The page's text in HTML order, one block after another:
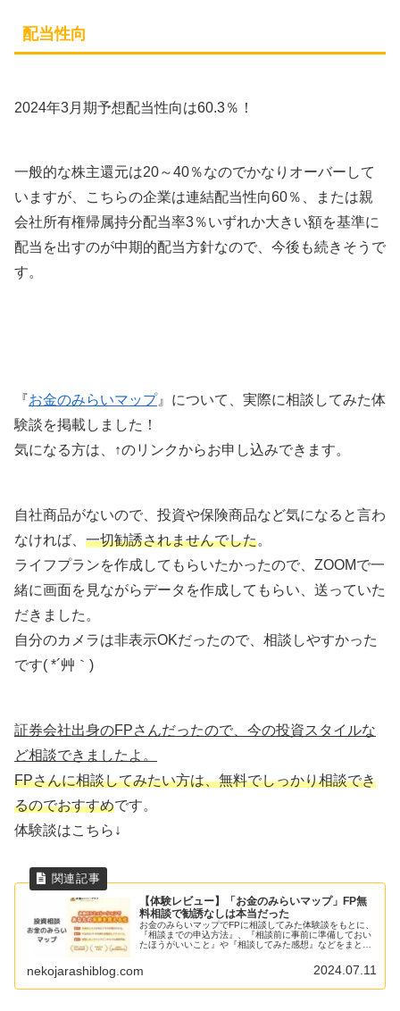
配当性向
2024年3月期予想配当性向は60.3％！
一般的な株主還元は20～40％なのでかなりオーバーして
いますが、こちらの企業は連結配当性向60％、または親
会社所有権帰属持分配当率3％いずれか大きい額を基準に
配当を出すのが中期的配当方針なので、今後も続きそうで
す。
『お金のみらいマップ』について、実際に相談してみた体
験談を掲載しました！
気になる方は、↑のリンクからお申し込みできます。
自社商品がないので、投資や保険商品など気になると言わ
なければ、 一切勧誘されませんでした。
ライフプランを作成してもらいたかったので、ZOOMで一
緒に画面を見ながらデータを作成してもらい、送っていた
だきました。
自分のカメラは非表示OKだったので、相談しやすかった
です( *´艸｀)
証券会社出身のFPさんだったので、今の投資スタイルな
ど相談できましたよ。
FPさんに相談してみたい方は、無料でしっかり相談でき
るのでおすすめです。
体験談はこちら↓
【体験レビュー】「お金のみらいマップ」FP無
料相談で勧誘なしは本当だった
お金のみらいマップでFPに相談してみた体験談をもとに、
『相談までの申込方法』、『相談前に事前に準備しておい
たほうがいいこと』や『相談してみた感想』などをまとめ
nekojarashiblog.com 2024.07.11